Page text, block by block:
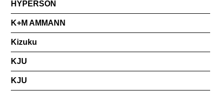
HYPERSON
K+M AMMANN
Kizuku
KJU
KJU